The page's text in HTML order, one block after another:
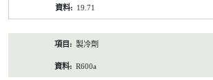
19.71
製冷劑
R600a